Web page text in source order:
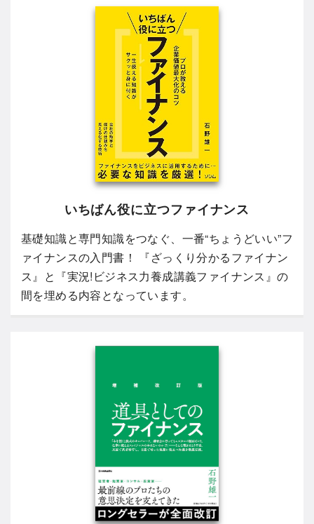
いちばん役に立つファイナンス
基礎知識と専門知識をつなぐ、一番“ちょうどいい”フ
ァイナンスの入門書！ 『ざっくり分かるファイナン
ス』と『実況!ビジネス力養成講義ファイナンス』の
間を埋める内容となっています。